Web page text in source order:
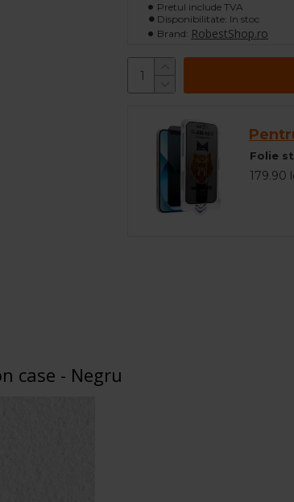
Pretul include TVA
Disponibilitate: In stoc
Brand: RobestShop.ro
Folie
179.90
case - Negru